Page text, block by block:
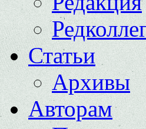
Статьи
Архивы
Авторам